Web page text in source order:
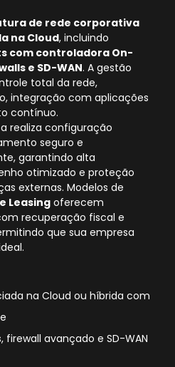
de rede corporativa
na Cloud, incluindo
com controladora On-
e SD-WAN. A gestão
total da rede,
integração com aplicações
contínuo.
realiza configuração
seguro e
garantindo alta
otimizado e proteção
externas. Modelos de
Leasing oferecem
recuperação fiscal e
que sua empresa
na Cloud ou híbrida com
firewall avançado e SD-WAN